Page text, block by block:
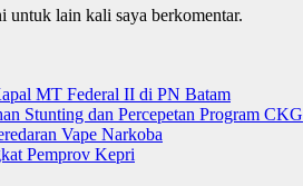
untuk lain kali saya berkomentar.
MT Federal II di PN Batam
Stunting dan Percepetan Program CKG
Vape Narkoba
Pemprov Kepri